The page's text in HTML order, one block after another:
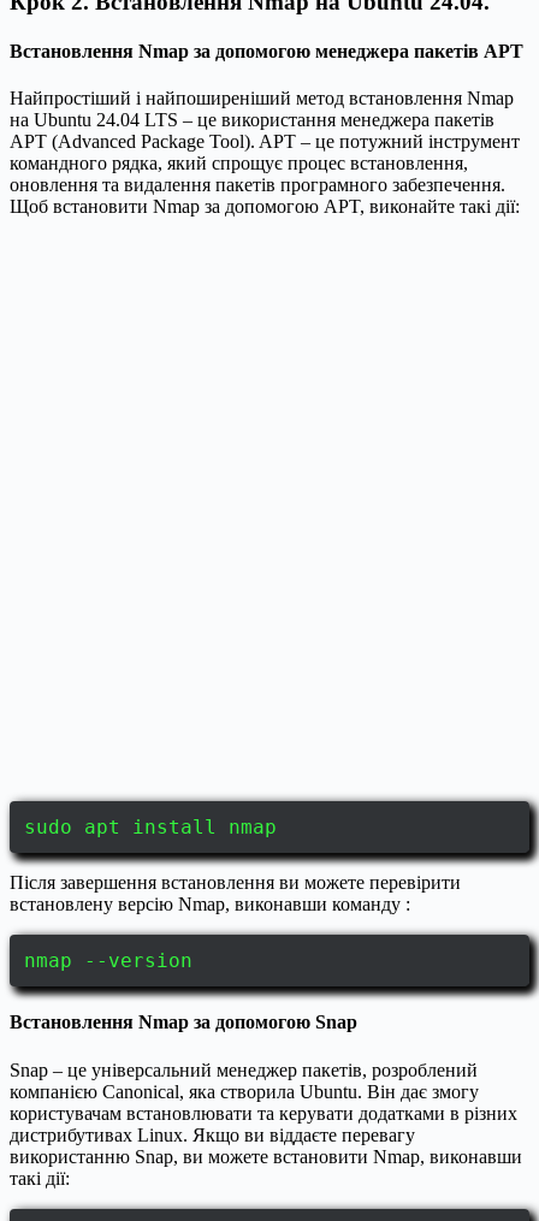
Встановлення Nmap за допомогою менеджера пакетів APT
Найпростіший і найпоширеніший метод встановлення Nmap
на Ubuntu 24.04 LTS – це використання менеджера пакетів
APT (Advanced Package Tool). APT – це потужний інструмент
командного рядка, який спрощує процес встановлення,
оновлення та видалення пакетів програмного забезпечення.
Щоб встановити Nmap за допомогою APT, виконайте такі дії:
sudo apt install nmap
Після завершення встановлення ви можете перевірити
встановлену версію Nmap, виконавши команду :
nmap --version
Встановлення Nmap за допомогою Snap
Snap – це універсальний менеджер пакетів, розроблений
компанією Canonical, яка створила Ubuntu. Він дає змогу
користувачам встановлювати та керувати додатками в різних
дистрибутивах Linux. Якщо ви віддаєте перевагу
використанню Snap, ви можете встановити Nmap, виконавши
такі дії: